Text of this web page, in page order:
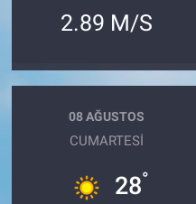
2.89 M/S
08 AĞUSTOS
CUMARTESI
28°